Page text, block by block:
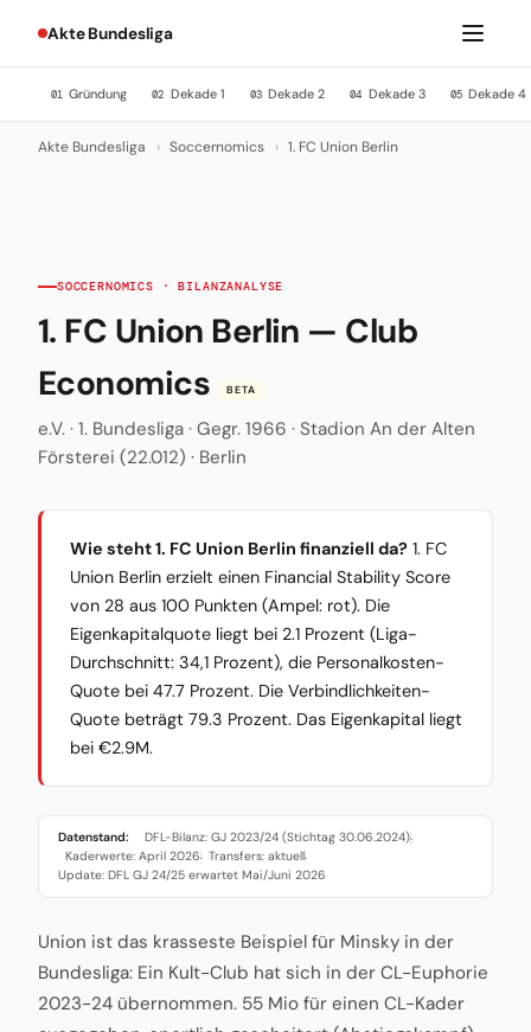
Akte Bundesliga
01 Gründung 02 Dekade 1 03 Dekade 2 04 Dekade 3 05 Dekade 4
Akte Bundesliga › Soccernomics › 1. FC Union Berlin
SOCCERNOMICS · BILANZANALYSE
1. FC Union Berlin — Club
Economics
BETA
e.V. · 1. Bundesliga · Gegr. 1966 · Stadion An der Alten
Försterei (22.012) · Berlin
Wie steht 1. FC Union Berlin finanziell da? 1. FC
Union Berlin erzielt einen Financial Stability Score
von 28 aus 100 Punkten (Ampel: rot). Die
Eigenkapitalquote liegt bei 2.1 Prozent (Liga-
Durchschnitt: 34,1 Prozent), die Personalkosten-
Quote bei 47.7 Prozent. Die Verbindlichkeiten-
Quote beträgt 79.3 Prozent. Das Eigenkapital liegt
bei €2.9M.
Datenstand: DFL-Bilanz: GJ 2023/24 (Stichtag 30.06.2024)·
Kaderwerte: April 2026· Transfers: aktuell·
Update: DFL GJ 24/25 erwartet Mai/Juni 2026
Union ist das krasseste Beispiel für Minsky in der
Bundesliga: Ein Kult-Club hat sich in der CL-Euphorie
2023-24 übernommen. 55 Mio für einen CL-Kader